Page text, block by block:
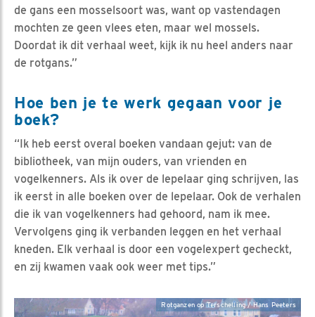
de gans een mosselsoort was, want op vastendagen
mochten ze geen vlees eten, maar wel mossels.
Doordat ik dit verhaal weet, kijk ik nu heel anders naar
de rotgans.”
Hoe ben je te werk gegaan voor je
boek?
“Ik heb eerst overal boeken vandaan gejut: van de
bibliotheek, van mijn ouders, van vrienden en
vogelkenners. Als ik over de lepelaar ging schrijven, las
ik eerst in alle boeken over de lepelaar. Ook de verhalen
die ik van vogelkenners had gehoord, nam ik mee.
Vervolgens ging ik verbanden leggen en het verhaal
kneden. Elk verhaal is door een vogelexpert gecheckt,
en zij kwamen vaak ook weer met tips.”
Rotganzen op Terschelling / Hans Peeters